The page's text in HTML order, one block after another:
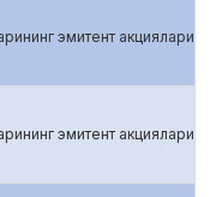
эмитент
эмитент